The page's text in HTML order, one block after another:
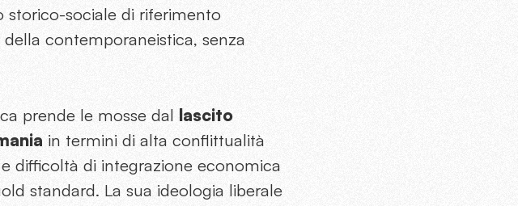
storico-sociale di riferimento
contemporaneistica, senza
prende le mosse dal lascito
in termini di alta conflittualità
difficoltà di integrazione economica
standard. La sua ideologia liberale